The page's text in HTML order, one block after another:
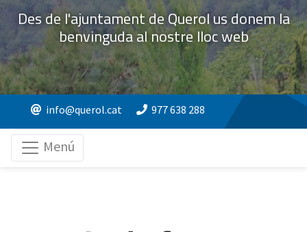
Des de l'ajuntament de Querol us donem la
benvinguda al nostre lloc web
info@querol.cat 977 638 288
Menú